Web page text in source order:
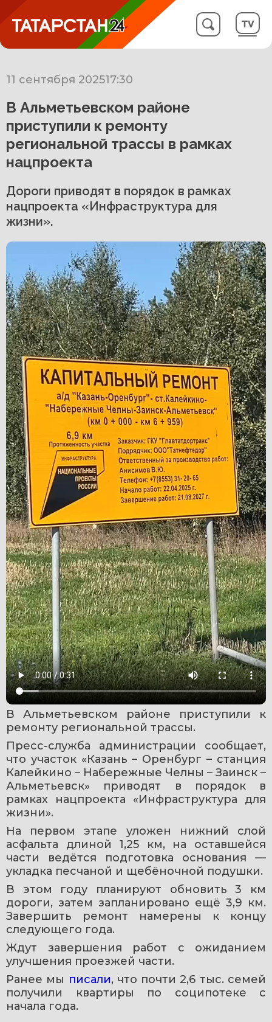
11 сентября 202517:30
В Альметьевском районе
приступили к ремонту
региональной трассы в рамках
нацпроекта
Дороги приводят в порядок в рамках
нацпроекта «Инфраструктура для
жизни».
В Альметьевском районе приступили к
ремонту региональной трассы.
Пресс-служба администрации сообщает,
что участок «Казань – Оренбург – станция
Калейкино – Набережные Челны – Заинск –
Альметьевск» приводят в порядок в
рамках нацпроекта «Инфраструктура для
жизни».
На первом этапе уложен нижний слой
асфальта длиной 1,25 км, на оставшейся
части ведётся подготовка основания —
укладка песчаной и щебёночной подушки.
В этом году планируют обновить 3 км
дороги, затем запланировано ещё 3,9 км.
Завершить ремонт намерены к концу
следующего года.
Ждут завершения работ с ожиданием
улучшения проезжей части.
Ранее мы писали, что почти 2,6 тыс. семей
получили квартиры по соципотеке с
начала года.